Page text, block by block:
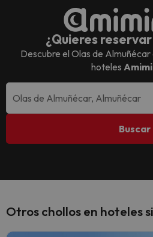
¿Quieres reservar
Descubre el Olas de Almuñécar
hoteles
Buscar
Otros chollos en hoteles